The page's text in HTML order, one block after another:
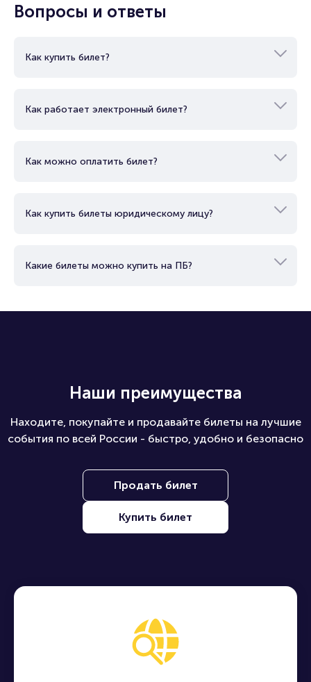
Вопросы и ответы
Как купить билет?
Как работает электронный билет?
Как можно оплатить билет?
Как купить билеты юридическому лицу?
Какие билеты можно купить на ПБ?
Наши преимущества
Находите, покупайте и продавайте билеты на лучшие
события по всей России - быстро, удобно и безопасно
Продать билет
Купить билет